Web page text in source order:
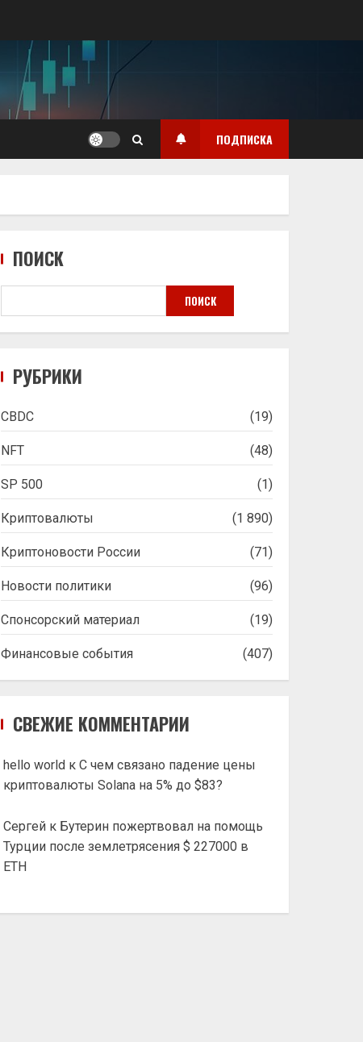
ПОДПИСКА
ПОИСК
ПОИСК
РУБРИКИ
CBDC (19)
NFT (48)
SP 500 (1)
Криптовалюты (1 890)
Криптоновости России (71)
Новости политики (96)
Спонсорский материал (19)
Финансовые события (407)
СВЕЖИЕ КОММЕНТАРИИ
hello world кС чем связано падение цены
криптовалюты Solana на 5% до $83?
Сергей к Бутерин пожертвовал на помощь
Турции после землетрясения $ 227000 в
ETH